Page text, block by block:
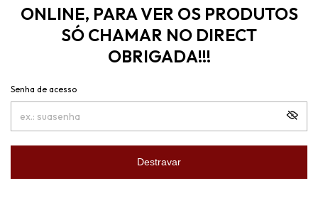
ONLINE, PARA VER OS PRODUTOS
SÓ CHAMAR NO DIRECT
OBRIGADA!!!
Senha de acesso
Destravar